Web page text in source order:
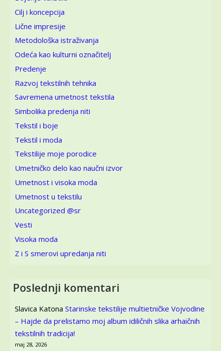
Cilj i koncepcija
Lične impresije
Metodološka istraživanja
Odeća kao kulturni označitelj
Predenje
Razvoj tekstilnih tehnika
Savremena umetnost tekstila
Simbolika predenja niti
Tekstil i boje
Tekstil i moda
Tekstilije moje porodice
Umetničko delo kao naučni izvor
Umetnost i visoka moda
Umetnost u tekstilu
Uncategorized @sr
Vesti
Visoka moda
Z i S smerovi upredanja niti
Poslednji komentari
Slavica Katona Starinske tekstilije multietničke Vojvodine
– Hajde da prelistamo moj album idiličnih slika arhaičnih
tekstilnih tradicija!
maj 28, 2026